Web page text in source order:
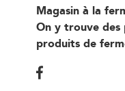
Magasin à la
On y trouve
produits de